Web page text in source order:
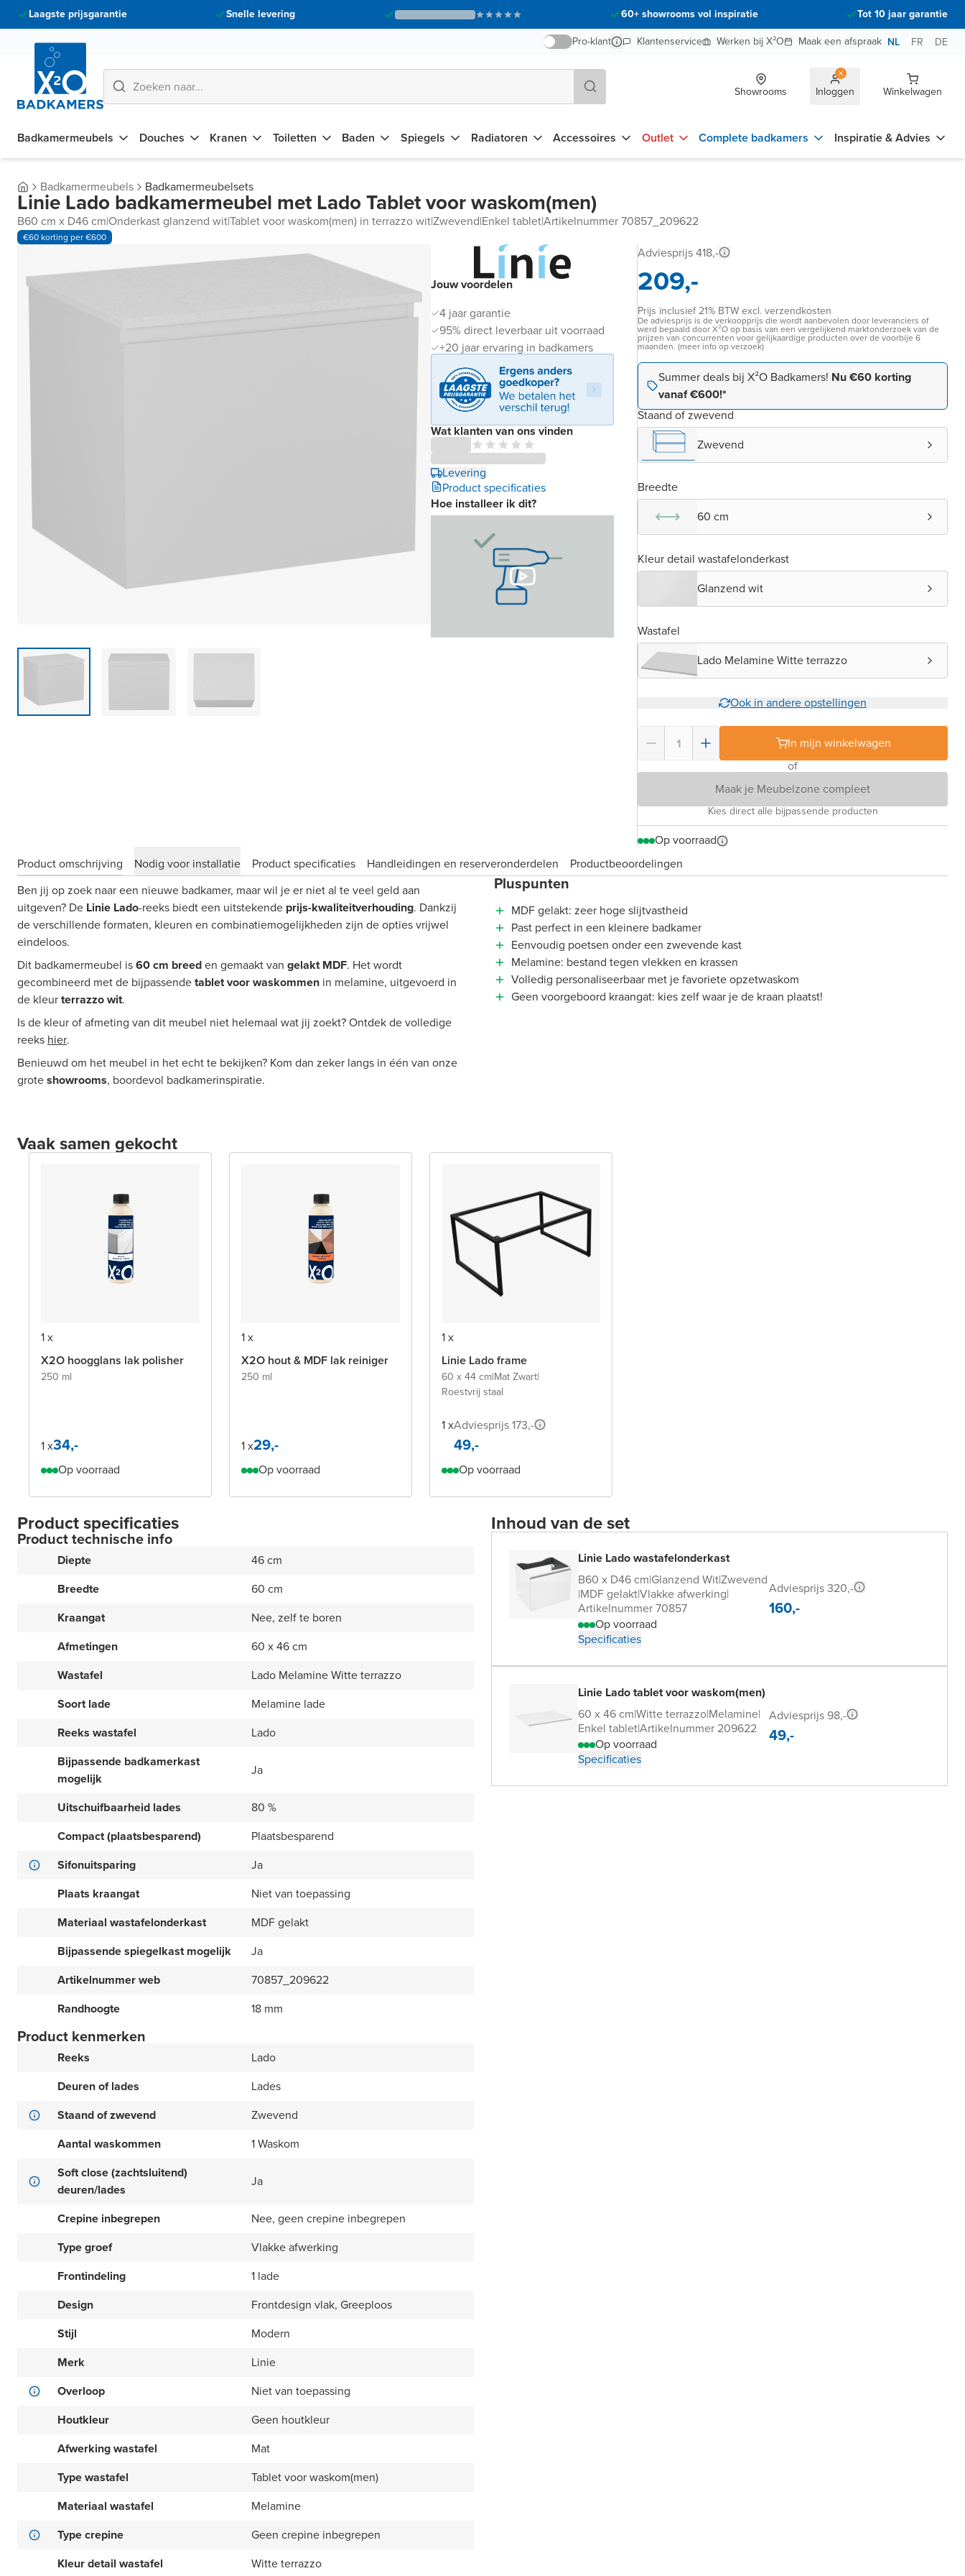
Laagste prijsgarantie Snelle levering 60+ showrooms vol inspiratie
Tot 10 jaar garantie
Pro-klant
Klantenservice Werken bij X²O Maak een afspraak NL FR DE
Showrooms Inloggen Winkelwagen
Badkamermeubels Douches Kranen Toiletten Baden Spiegels Radiatoren Accessoires Outlet Complete badkamers Inspiratie & Advies
Badkamermeubels Badkamermeubelsets
Linie Lado badkamermeubel met Lado Tablet voor waskom(men)
B60 cm x D46 cm|Onderkast glanzend wit|Tablet voor waskom(men) in terrazzo wit|Zwevend|Enkel tablet|Artikelnummer 70857_209622
€60 korting per €600
Jouw voordelen
4 jaar garantie
95% direct leverbaar uit voorraad
+20 jaar ervaring in badkamers
Wat klanten van ons vinden
Levering
Product specificaties
Hoe installeer ik dit?
Adviesprijs 418,-
209,-
Prijs inclusief 21% BTW excl. verzendkosten
De adviesprijs is de verkoopprijs die wordt aanbevolen door leveranciers of
werd bepaald door X²O op basis van een vergelijkend marktonderzoek van de
prijzen van concurrenten voor gelijkaardige producten over de voorbije 6
maanden. (meer info op verzoek)
Summer deals bij X²O Badkamers! Nu €60 korting
vanaf €600!*
Staand of zwevend
Zwevend
Breedte
60 cm
Kleur detail wastafelonderkast
Glanzend wit
Wastafel
Lado Melamine Witte terrazzo
Ook in andere opstellingen
In mijn winkelwagen
of
Maak je Meubelzone compleet
Kies direct alle bijpassende producten
Op voorraad
Product omschrijving
Nodig voor installatie Product specificaties Handleidingen en reserveronderdelen
Product­beoordelingen
Ben jij op zoek naar een nieuwe badkamer, maar wil je er niet al te veel geld aan
uitgeven? De Linie Lado-reeks biedt een uitstekende prijs-kwaliteitverhouding. Dankzij
de verschillende formaten, kleuren en combinatiemogelijkheden zijn de opties vrijwel
eindeloos.
Dit badkamermeubel is60 cm breeden gemaakt van gelakt MDF. Het wordt
gecombineerd met de bijpassendetablet voor waskommen in melamine, uitgevoerd in
de kleurterrazzo wit.
Is de kleur of afmeting van dit meubel niet helemaal wat jij zoekt? Ontdek de volledige
reeks hier.
Benieuwd om het meubel in het echt te bekijken? Kom dan zeker langs in één van onze
groteshowrooms, boordevol badkamerinspiratie.
Pluspunten
MDF gelakt: zeer hoge slijtvastheid
Past perfect in een kleinere badkamer
Eenvoudig poetsen onder een zwevende kast
Melamine: bestand tegen vlekken en krassen
Volledig personaliseerbaar met je favoriete opzetwaskom
Geen voorgeboord kraangat: kies zelf waar je de kraan plaatst!
Vaak samen gekocht
1 x
X2O hoogglans lak polisher
250 ml
1 x34,-
Op voorraad
1 x
X2O hout & MDF lak reiniger
250 ml
1 x29,-
Op voorraad
1 x
Linie Lado frame
60 x 44 cm|Mat Zwart|
Roestvrij staal
1 xAdviesprijs 173,-
49,-
Op voorraad
Product specificaties
Product technische info
Diepte
46 cm
Breedte
60 cm
Kraangat
Nee, zelf te boren
Afmetingen
60 x 46 cm
Wastafel
Lado Melamine Witte terrazzo
Soort lade
Melamine lade
Reeks wastafel
Lado
Bijpassende badkamerkast
mogelijk
Ja
Uitschuifbaarheid lades
80 %
Compact (plaatsbesparend)
Plaatsbesparend
Sifonuitsparing
Ja
Plaats kraangat
Niet van toepassing
Materiaal wastafelonderkast
MDF gelakt
Bijpassende spiegelkast mogelijk
Ja
Artikelnummer web
70857_209622
Randhoogte
18 mm
Product kenmerken
Reeks
Lado
Deuren of lades
Lades
Staand of zwevend
Zwevend
Aantal waskommen
1 Waskom
Soft close (zachtsluitend)
deuren/lades
Ja
Crepine inbegrepen
Nee, geen crepine inbegrepen
Type groef
Vlakke afwerking
Frontindeling
1 lade
Design
Frontdesign vlak, Greeploos
Stijl
Modern
Merk
Linie
Overloop
Niet van toepassing
Houtkleur
Geen houtkleur
Afwerking wastafel
Mat
Type wastafel
Tablet voor waskom(men)
Materiaal wastafel
Melamine
Type crepine
Geen crepine inbegrepen
Kleur detail wastafel
Witte terrazzo
Inhoud van de set
Linie Lado wastafelonderkast
B60 x D46 cm|Glanzend Wit|Zwevend
|MDF gelakt|Vlakke afwerking|
Artikelnummer 70857
Op voorraad
Specificaties
Adviesprijs 320,-
160,-
Linie Lado tablet voor waskom(men)
60 x 46 cm|Witte terrazzo|Melamine|
Enkel tablet|Artikelnummer 209622
Op voorraad
Specificaties
Adviesprijs 98,-
49,-